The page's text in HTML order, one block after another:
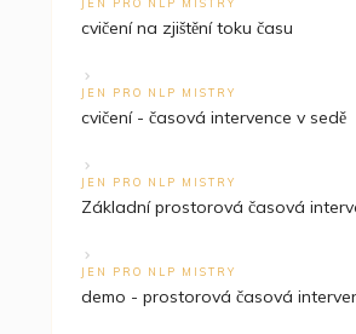
JEN PRO NLP MISTRY
cvičení na zjištění toku času
JEN PRO NLP MISTRY
cvičení - časová intervence v sedě
JEN PRO NLP MISTRY
Základní prostorová časová
JEN PRO NLP MISTRY
demo - prostorová časová